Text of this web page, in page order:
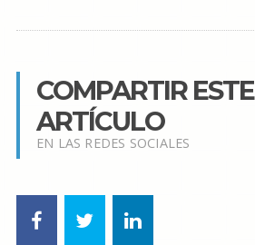
COMPARTIR ESTE
ARTÍCULO
EN LAS REDES SOCIALES